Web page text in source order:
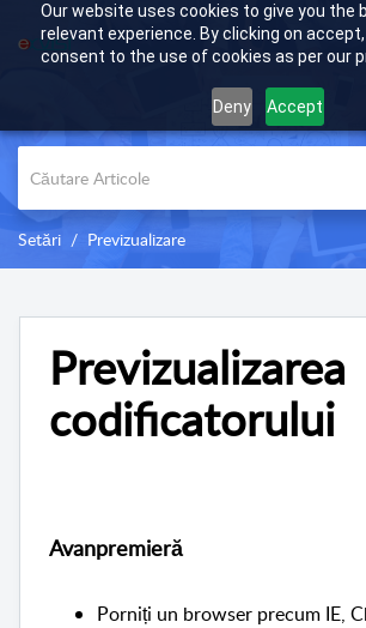
Our website uses cookies to give you the
relevant experience. By clicking on
consent to the use of cookies as per our
Deny Accept
Setări Previzualizare
Previzualizarea
codificatorului
Avanpremieră
Porniți un browser precum IE,